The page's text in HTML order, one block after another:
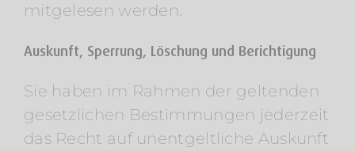
mitgelesen werden.
Auskunft, Sperrung, Löschung und Berichtigung
Sie haben im Rahmen der geltenden
gesetzlichen Bestimmungen jederzeit
das Recht auf unentgeltliche Auskunft